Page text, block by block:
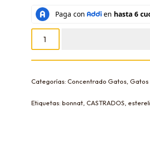
Categorías:Concentrado Gatos ,Gatos
Etiquetas:bonnat ,CASTRADOS ,